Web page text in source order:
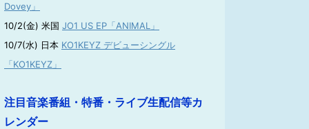
Dovey」
10/2(金) 米国 JO1 US EP「ANIMAL」
10/7(水) 日本 KO1KEYZ デビューシングル
「KO1KEYZ」
注目音楽番組・特番・ライブ生配信等カ
レンダー